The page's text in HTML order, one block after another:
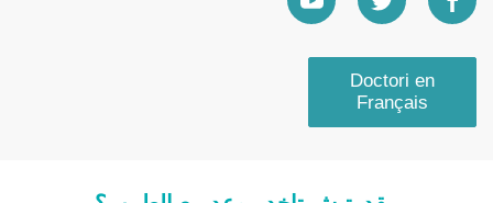
Doctori en
Français